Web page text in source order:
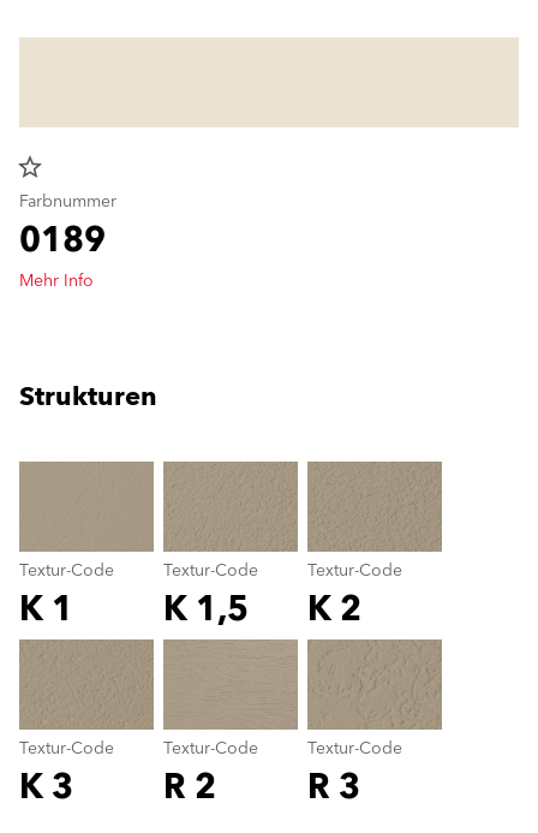
star_border
Farbnummer
0189
Mehr Info
Strukturen
Textur-Code
K 1
Textur-Code
K 1,5
Textur-Code
K 2
Textur-Code
K 3
Textur-Code
R 2
Textur-Code
R 3
Textur-Code
color_name